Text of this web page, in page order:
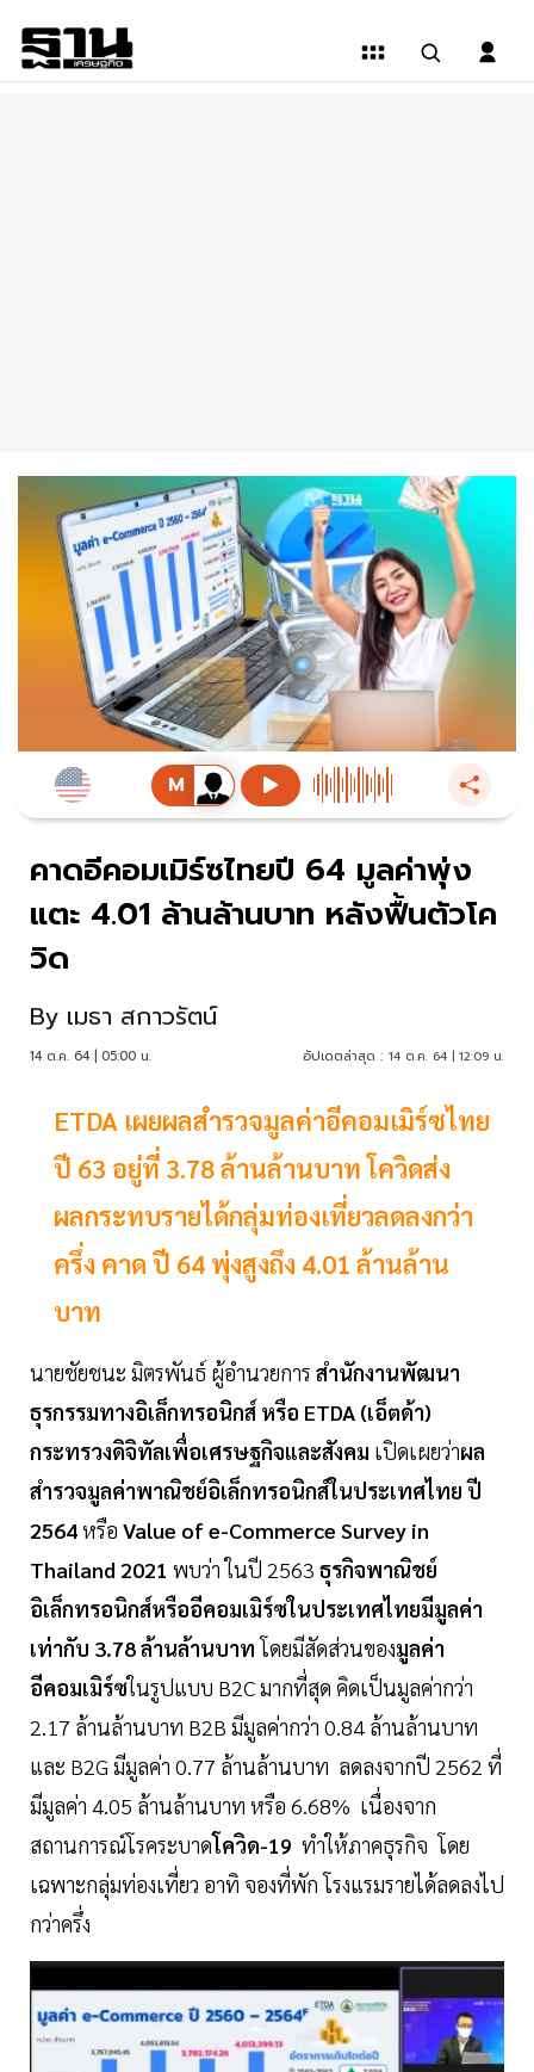
คาดอีคอมเมิร์ซไทยปี 64 มูลค่าพุ่ง
แตะ 4.01 ล้านล้านบาท หลังฟื้นตัวโค
วิด
By เมธา สกาวรัตน์
14 ต.ค. 64 | 05:00 น. อัปเดตล่าสุด : 14 ต.ค. 64 | 12:09 น.
ETDA เผยผลสำรวจมูลค่าอีคอมเมิร์ซไทย
ปี 63 อยู่ที่ 3.78 ล้านล้านบาท โควิดส่ง
ผลกระทบรายได้กลุ่มท่องเที่ยวลดลงกว่า
ครึ่ง คาด ปี 64 พุ่งสูงถึง 4.01 ล้านล้าน
บาท
นายชัยชนะ มิตรพันธ์ ผู้อำนวยการ สำนักงานพัฒนา
ธุรกรรมทางอิเล็กทรอนิกส์ หรือ ETDA (เอ็ตด้า)
กระทรวงดิจิทัลเพื่อเศรษฐกิจและสังคม เปิดเผยว่าผล
สำรวจมูลค่าพาณิชย์อิเล็กทรอนิกส์ในประเทศไทย ปี
2564หรือ Value of e-Commerce Survey in
Thailand 2021 พบว่า ในปี 2563 ธุรกิจพาณิชย์
อิเล็กทรอนิกส์หรืออีคอมเมิร์ซในประเทศไทยมีมูลค่า
เท่ากับ 3.78 ล้านล้านบาทโดยมีสัดส่วนของมูลค่า
อีคอมเมิร์ซในรูปแบบ B2C มากที่สุด คิดเป็นมูลค่ากว่า
2.17 ล้านล้านบาท B2B มีมูลค่ากว่า 0.84 ล้านล้านบาท
และ B2G มีมูลค่า 0.77 ล้านล้านบาท ลดลงจากปี 2562 ที่
มีมูลค่า 4.05 ล้านล้านบาท หรือ 6.68% เนื่องจาก
สถานการณ์โรคระบาดโควิด-19 ทำให้ภาคธุรกิจ โดย
เฉพาะกลุ่มท่องเที่ยว อาทิ จองที่พัก โรงแรมรายได้ลดลงไป
กว่าครึ่ง